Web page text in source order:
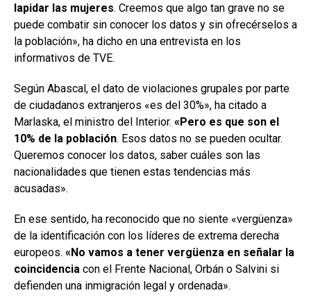
lapidar las mujeres. Creemos que algo tan grave no se
puede combatir sin conocer los datos y sin ofrecérselos a
la población», ha dicho en una entrevista en los
informativos de TVE.
Según Abascal, el dato de violaciones grupales por parte
de ciudadanos extranjeros «es del 30%», ha citado a
Marlaska, el ministro del Interior. «Pero es que son el
10% de la población. Esos datos no se pueden ocultar.
Queremos conocer los datos, saber cuáles son las
nacionalidades que tienen estas tendencias más
acusadas».
En ese sentido, ha reconocido que no siente «vergüenza»
de la identificación con los líderes de extrema derecha
europeos. «No vamos a tener vergüenza en señalar la
coincidencia con el Frente Nacional, Orbán o Salvini si
defienden una inmigración legal y ordenada».